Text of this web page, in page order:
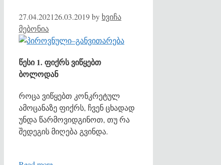
27.04.202126.03.2019by ხვიჩა
მებონია
წესი 1. ფიქრს ვიწყებთ
ბოლოდან
როცა ვიწყებთ კონკრეტულ
ამოცანაზე ფიქრს, ჩვენ ცხადად
უნდა წარმოვიდგინოთ, თუ რა
შედეგის მიღება გვინდა.